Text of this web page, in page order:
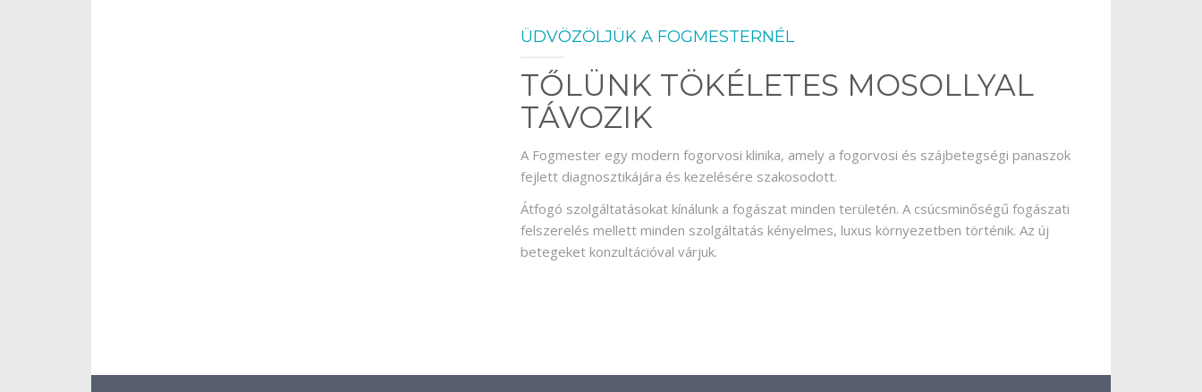
ÜDVÖZÖLJÜK A FOGMESTERNÉL
TŐLÜNK TÖKÉLETES MOSOLLYAL
TÁVOZIK
A Fogmester egy modern fogorvosi klinika, amely a fogorvosi és szájbetegségi panaszok
fejlett diagnosztikájára és kezelésére szakosodott.
Átfogó szolgáltatásokat kínálunk a fogászat minden területén. A csúcsminőségű fogászati
felszerelés mellett minden szolgáltatás kényelmes, luxus környezetben történik. Az új
betegeket konzultációval várjuk.